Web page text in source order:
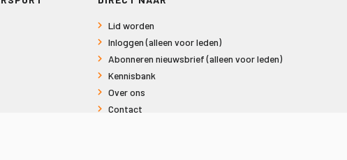
Lid worden
Inloggen (alleen voor leden)
Abonneren nieuwsbrief (alleen voor leden)
Kennisbank
Over ons
Contact